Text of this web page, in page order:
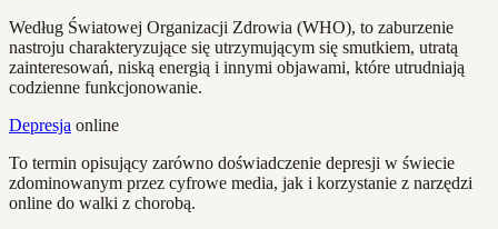
Według Światowej Organizacji Zdrowia (WHO), to zaburzenie
nastroju charakteryzujące się utrzymującym się smutkiem, utratą
zainteresowań, niską energią i innymi objawami, które utrudniają
codzienne funkcjonowanie.
Depresja online
To termin opisujący zarówno doświadczenie depresji w świecie
zdominowanym przez cyfrowe media, jak i korzystanie z narzędzi
online do walki z chorobą.